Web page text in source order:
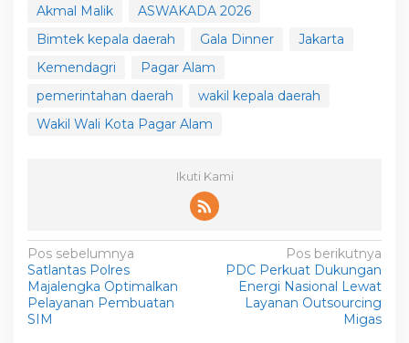
Akmal Malik
ASWAKADA 2026
Bimtek kepala daerah
Gala Dinner
Jakarta
Kemendagri
Pagar Alam
pemerintahan daerah
wakil kepala daerah
Wakil Wali Kota Pagar Alam
Ikuti Kami
N
a
v
Pos sebelumnya
Satlantas Polres
Majalengka Optimalkan
Pelayanan Pembuatan
SIM
Pos berikutnya
PDC Perkuat Dukungan
Energi Nasional Lewat
Layanan Outsourcing
Migas